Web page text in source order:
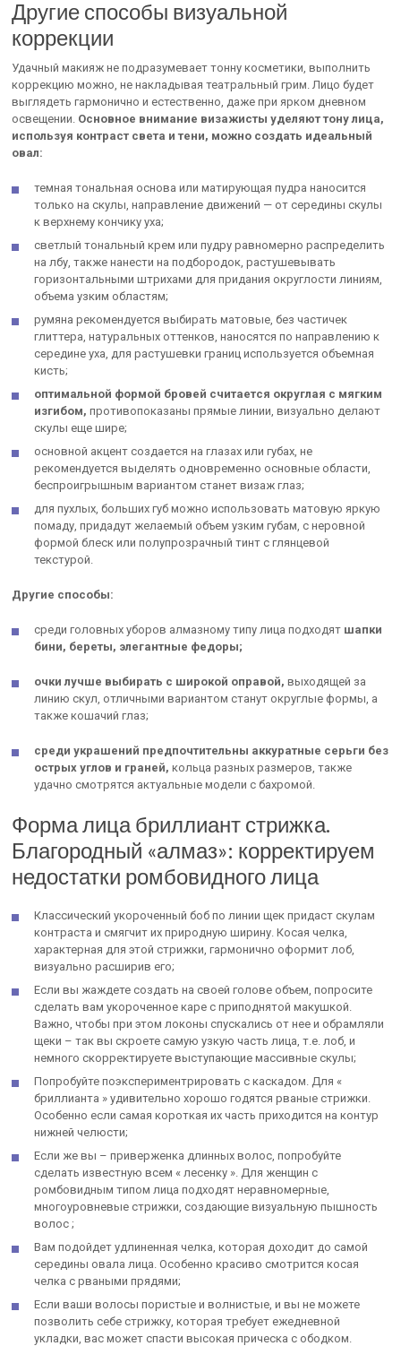
Другие способы визуальной
коррекции
Удачный макияж не подразумевает тонну косметики, выполнить
коррекцию можно, не накладывая театральный грим. Лицо будет
выглядеть гармонично и естественно, даже при ярком дневном
освещении. Основное внимание визажисты уделяют тону лица,
используя контраст света и тени, можно создать идеальный
овал:
темная тональная основа или матирующая пудра наносится
только на скулы, направление движений — от середины скулы
к верхнему кончику уха;
светлый тональный крем или пудру равномерно распределить
на лбу, также нанести на подбородок, растушевывать
горизонтальными штрихами для придания округлости линиям,
объема узким областям;
румяна рекомендуется выбирать матовые, без частичек
глиттера, натуральных оттенков, наносятся по направлению к
середине уха, для растушевки границ используется объемная
кисть;
оптимальной формой бровей считается округлая с мягким
изгибом, противопоказаны прямые линии, визуально делают
скулы еще шире;
основной акцент создается на глазах или губах, не
рекомендуется выделять одновременно основные области,
беспроигрышным вариантом станет визаж глаз;
для пухлых, больших губ можно использовать матовую яркую
помаду, придадут желаемый объем узким губам, с неровной
формой блеск или полупрозрачный тинт с глянцевой
текстурой.
Другие способы:
среди головных уборов алмазному типу лица подходят шапки
бини, береты, элегантные федоры;
очки лучше выбирать с широкой оправой, выходящей за
линию скул, отличными вариантом станут округлые формы, а
также кошачий глаз;
среди украшений предпочтительны аккуратные серьги без
острых углов и граней, кольца разных размеров, также
удачно смотрятся актуальные модели с бахромой.
Форма лица бриллиант стрижка.
Благородный «алмаз»: корректируем
недостатки ромбовидного лица
Классический укороченный боб по линии щек придаст скулам
контраста и смягчит их природную ширину. Косая челка,
характерная для этой стрижки, гармонично оформит лоб,
визуально расширив его;
Если вы жаждете создать на своей голове объем, попросите
сделать вам укороченное каре с приподнятой макушкой.
Важно, чтобы при этом локоны спускались от нее и обрамляли
щеки – так вы скроете самую узкую часть лица, т.е. лоб, и
немного скорректируете выступающие массивные скулы;
Попробуйте поэкспериментрировать с каскадом. Для «
бриллианта » удивительно хорошо годятся рваные стрижки.
Особенно если самая короткая их часть приходится на контур
нижней челюсти;
Если же вы – приверженка длинных волос, попробуйте
сделать известную всем « лесенку ». Для женщин с
ромбовидным типом лица подходят неравномерные,
многоуровневые стрижки, создающие визуальную пышность
волос ;
Вам подойдет удлиненная челка, которая доходит до самой
середины овала лица. Особенно красиво смотрится косая
челка с рваными прядями;
Если ваши волосы пористые и волнистые, и вы не можете
позволить себе стрижку, которая требует ежедневной
укладки, вас может спасти высокая прическа с ободком.